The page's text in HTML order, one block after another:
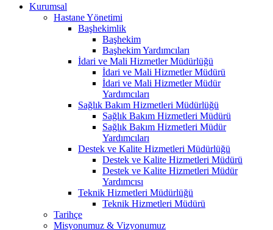
Kurumsal
Hastane Yönetimi
Başhekimlik
Başhekim
Başhekim Yardımcıları
İdari ve Mali Hizmetler Müdürlüğü
İdari ve Mali Hizmetler Müdürü
İdari ve Mali Hizmetler Müdür
Yardımcıları
Sağlık Bakım Hizmetleri Müdürlüğü
Sağlık Bakım Hizmetleri Müdürü
Sağlık Bakım Hizmetleri Müdür
Yardımcıları
Destek ve Kalite Hizmetleri Müdürlüğü
Destek ve Kalite Hizmetleri Müdürü
Destek ve Kalite Hizmetleri Müdür
Yardımcısı
Teknik Hizmetleri Müdürlüğü
Teknik Hizmetleri Müdürü
Tarihçe
Misyonumuz & Vizyonumuz